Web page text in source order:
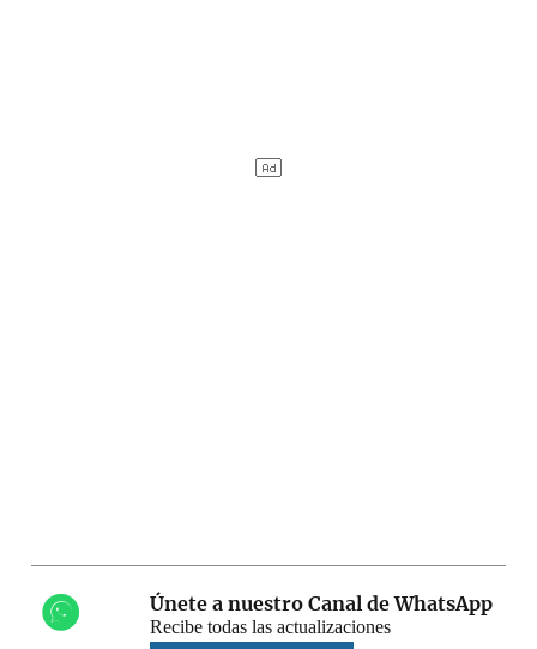
Únete a nuestro Canal de WhatsApp
Recibe todas las actualizaciones